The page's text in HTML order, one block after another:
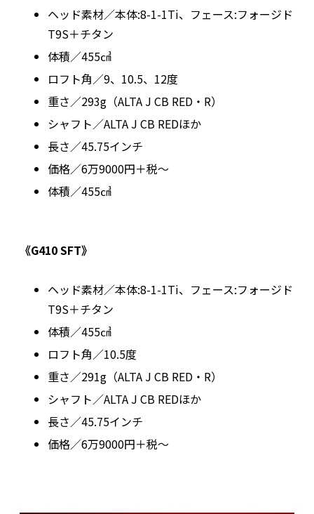
ヘッド素材／本体:8-1-1Ti、フェース:フォージド
T9S＋チタン
体積／455㎤
ロフト角／9、10.5、12度
重さ／293g（ALTA J CB RED・R）
シャフト／ALTA J CB REDほか
長さ／45.75インチ
価格／6万9000円＋税～
体積／455㎤
《G410 SFT》
ヘッド素材／本体:8-1-1Ti、フェース:フォージド
T9S＋チタン
体積／455㎤
ロフト角／10.5度
重さ／291g（ALTA J CB RED・R）
シャフト／ALTA J CB REDほか
長さ／45.75インチ
価格／6万9000円＋税～